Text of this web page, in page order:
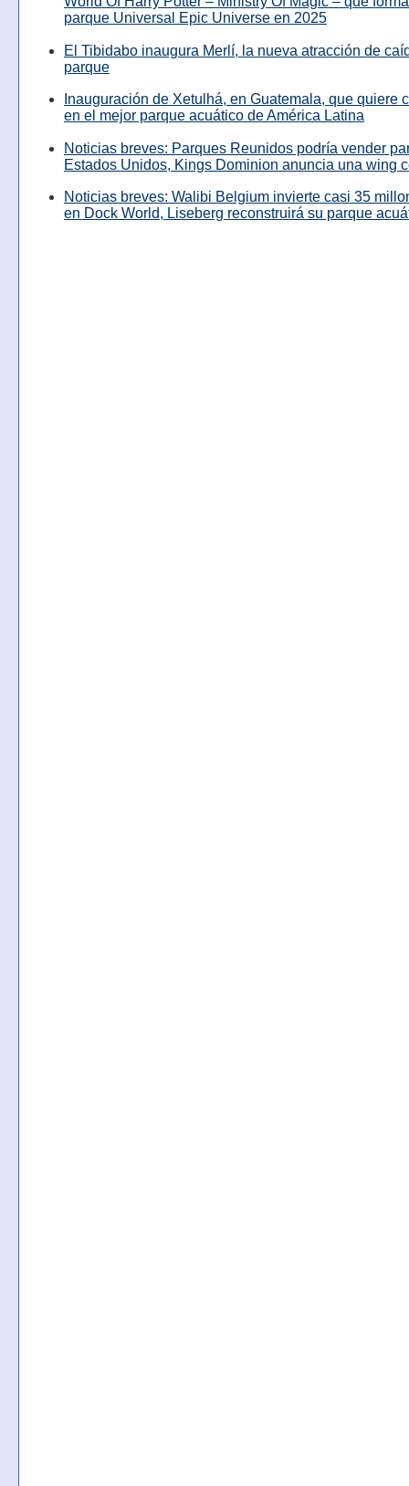
parque Universal Epic Universe en 2025
El Tibidabo inaugura Merlí, la nueva atracción de
parque
Inauguración de Xetulhá, en Guatemala, que quiere
en el mejor parque acuático de América Latina
Noticias breves: Parques Reunidos podría vender
Estados Unidos, Kings Dominion anuncia una wing
Noticias breves: Walibi Belgium invierte casi 35
en Dock World, Liseberg reconstruirá su parque